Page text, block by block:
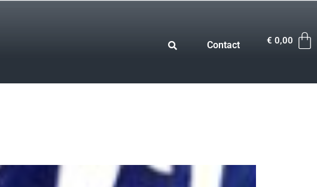
Contact € 0,00